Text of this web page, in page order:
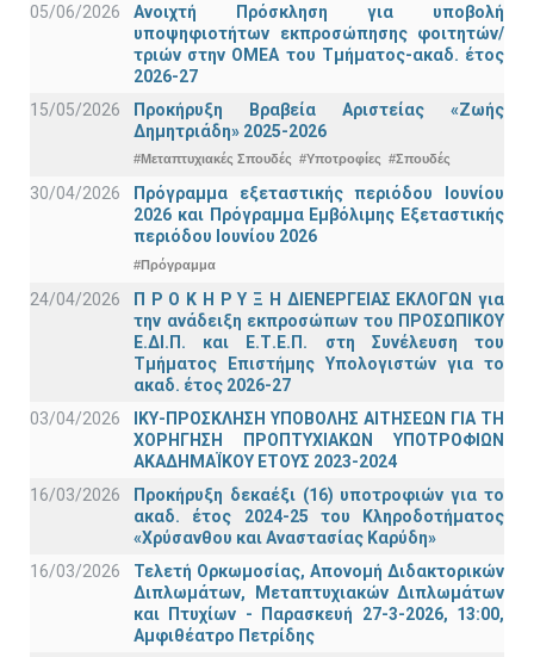
05/06/2026
Ανοιχτή Πρόσκληση για υποβολή
υποψηφιοτήτων εκπροσώπησης φοιτητών/
τριών στην ΟΜΕΑ του Τμήματος-ακαδ. έτος
2026-27
15/05/2026
Προκήρυξη Βραβεία Αριστείας «Ζωής
Δημητριάδη» 2025-2026
#Μεταπτυχιακές Σπουδές #Υποτροφίες #Σπουδές
30/04/2026
Πρόγραμμα εξεταστικής περιόδου Ιουνίου
2026 και Πρόγραμμα Εμβόλιμης Εξεταστικής
περιόδου Ιουνίου 2026
#Πρόγραμμα
24/04/2026
Π Ρ Ο Κ Η Ρ Υ Ξ Η ΔΙΕΝΕΡΓΕΙΑΣ ΕΚΛΟΓΩΝ για
την ανάδειξη εκπροσώπων του ΠΡΟΣΩΠΙΚΟΥ
Ε.ΔΙ.Π. και Ε.Τ.Ε.Π. στη Συνέλευση του
Τμήματος Επιστήμης Υπολογιστών για το
ακαδ. έτος 2026-27
03/04/2026
ΙΚΥ-ΠΡΟΣΚΛΗΣΗ ΥΠΟΒΟΛΗΣ ΑΙΤΗΣΕΩΝ ΓΙΑ ΤΗ
ΧΟΡΗΓΗΣΗ ΠΡΟΠΤΥΧΙΑΚΩΝ ΥΠΟΤΡΟΦΙΩΝ
ΑΚΑΔΗΜΑΪΚΟΥ ΕΤΟΥΣ 2023-2024
16/03/2026
Προκήρυξη δεκαέξι (16) υποτροφιών για το
ακαδ. έτος 2024-25 του Κληροδοτήματος
«Χρύσανθου και Αναστασίας Καρύδη»
16/03/2026
Τελετή Ορκωμοσίας, Απονομή Διδακτορικών
Διπλωμάτων, Μεταπτυχιακών Διπλωμάτων
και Πτυχίων - Παρασκευή 27-3-2026, 13:00,
Αμφιθέατρο Πετρίδης